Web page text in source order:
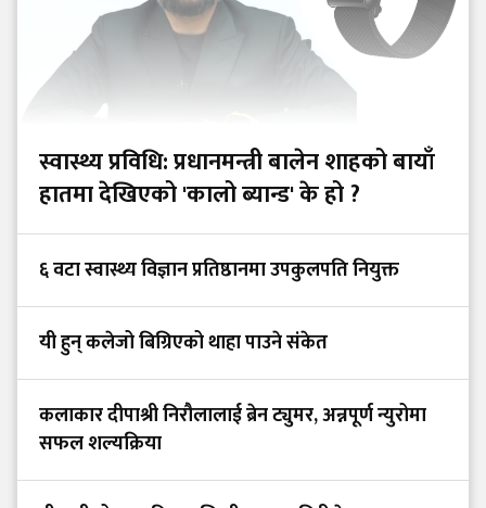
स्वास्थ्य प्रविधि: प्रधानमन्त्री बालेन शाहको बायाँ
हातमा देखिएको 'कालो ब्यान्ड' के हो ?
६ वटा स्वास्थ्य विज्ञान प्रतिष्ठानमा उपकुलपति नियुक्त
यी हुन् कलेजो बिग्रिएको थाहा पाउने संकेत
कलाकार दीपाश्री निरौलालाई ब्रेन ट्युमर, अन्नपूर्ण न्युरोमा
सफल शल्यक्रिया